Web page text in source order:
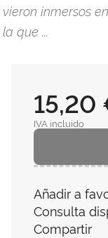
vieron inmersos
la que ...
15,20
IVA incluido
Añadir a
Consulta
Compartir